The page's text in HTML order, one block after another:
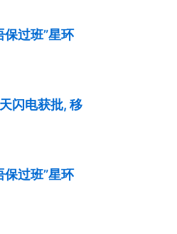
保过班”星环
闪电获批, 移
保过班”星环